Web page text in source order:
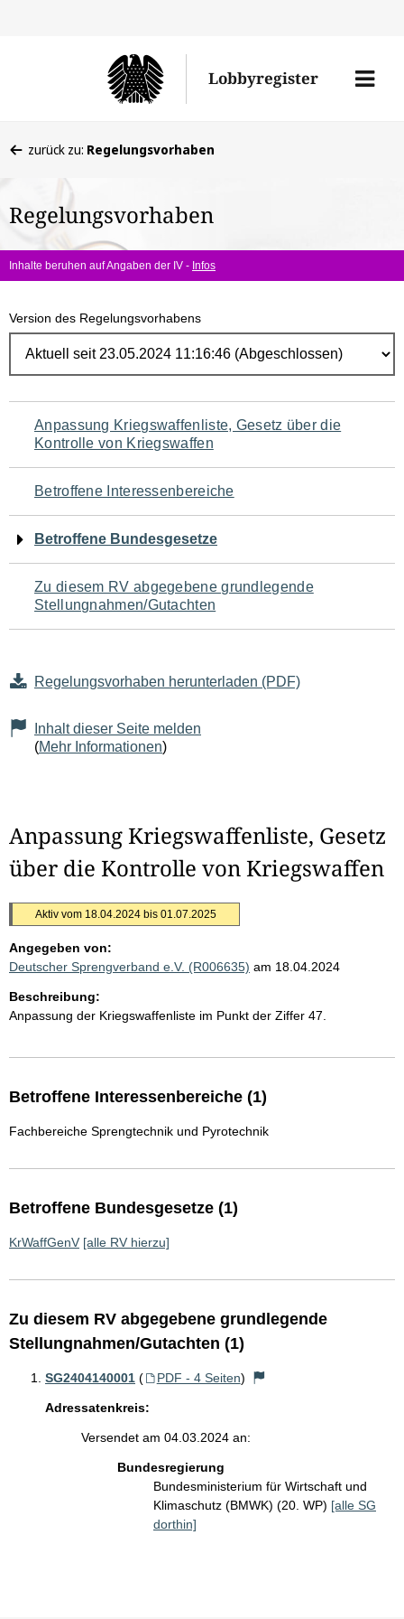
Lobbyregister
Menü
befinden
hier:
zurück zu: Regelungsvorhaben
Regelungsvorhaben
Inhalte beruhen auf Angaben der IV - Infos
Version des Regelungsvorhabens
Navigation
für
den
Seiteninhalt
Anpassung Kriegswaffenliste, Gesetz über die
Kontrolle von Kriegswaffen
Betroffene Interessenbereiche
Betroffene Bundesgesetze
Zu diesem RV abgegebene grundlegende
Stellungnahmen/Gutachten
Regelungsvorhaben herunterladen (PDF)
Inhalt dieser Seite melden
(Mehr Informationen)
Anpassung Kriegswaffenliste, Gesetz
über die Kontrolle von Kriegswaffen
Aktiv vom 18.04.2024 bis 01.07.2025
Angegeben von:
Deutscher Sprengverband e.V. (R006635) am 18.04.2024
Beschreibung:
Anpassung der Kriegswaffenliste im Punkt der Ziffer 47.
Betroffene Interessenbereiche (1)
Fachbereiche Sprengtechnik und Pyrotechnik
Betroffene Bundesgesetze (1)
KrWaffGenV [alle RV hierzu]
Zu diesem RV abgegebene grundlegende
Stellungnahmen/Gutachten (1)
SG2404140001 ( PDF - 4 Seiten)
Adressatenkreis:
Versendet am 04.03.2024 an:
Bundesregierung
Bundesministerium für Wirtschaft und
Klimaschutz (BMWK) (20. WP) [alle SG
dorthin]